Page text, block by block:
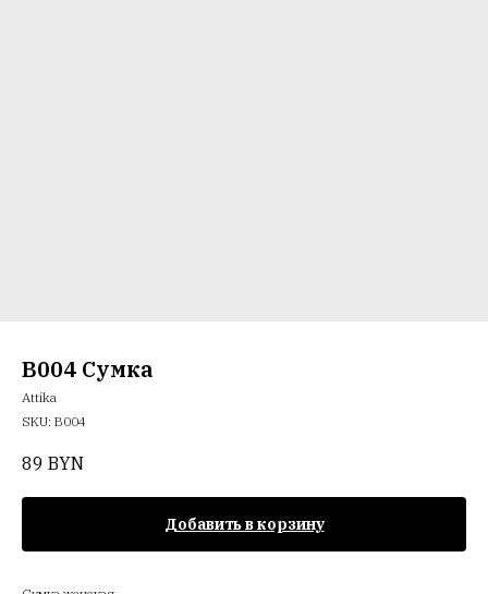
B004 Сумка
Attika
SKU: B004
89 BYN
Добавить в корзину